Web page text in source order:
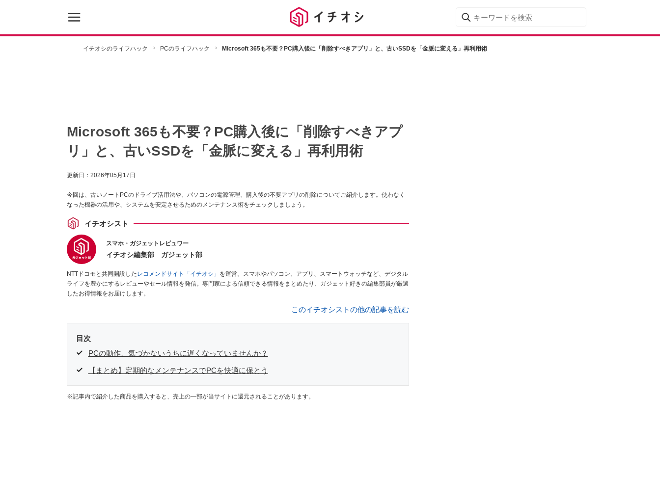
イチオシのライフハック PCのライフハック Microsoft 365も不要？PC購入後に「削除すべきアプリ」と、古いSSDを「金脈に変える」再利用術
Microsoft 365も不要？PC購入後に「削除すべきアプ
リ」と、古いSSDを「金脈に変える」再利用術
更新日： 2026年05月17日
今回は、古いノートPCのドライブ活用法や、パソコンの電源管理、購入後の不要アプリの削除についてご紹介します。使わなく
なった機器の活用や、システムを安定させるためのメンテナンス術をチェックしましょう。
イチオシスト
スマホ・ガジェットレビュワー
イチオシ編集部 ガジェット部
NTTドコモと共同開設したレコメンドサイト「イチオシ」 を運営。スマホやパソコン、アプリ、スマートウォッチなど、デジタル
ライフを豊かにするレビューやセール情報を発信。専門家による信頼できる情報をまとめたり、ガジェット好きの編集部員が厳選
したお得情報をお届けします。
このイチオシストの他の記事を読む
目次
PCの動作、気づかないうちに遅くなっていませんか？
【まとめ】定期的なメンテナンスでPCを快適に保とう
※記事内で紹介した商品を購入すると、売上の一部が当サイトに還元されることがあります。